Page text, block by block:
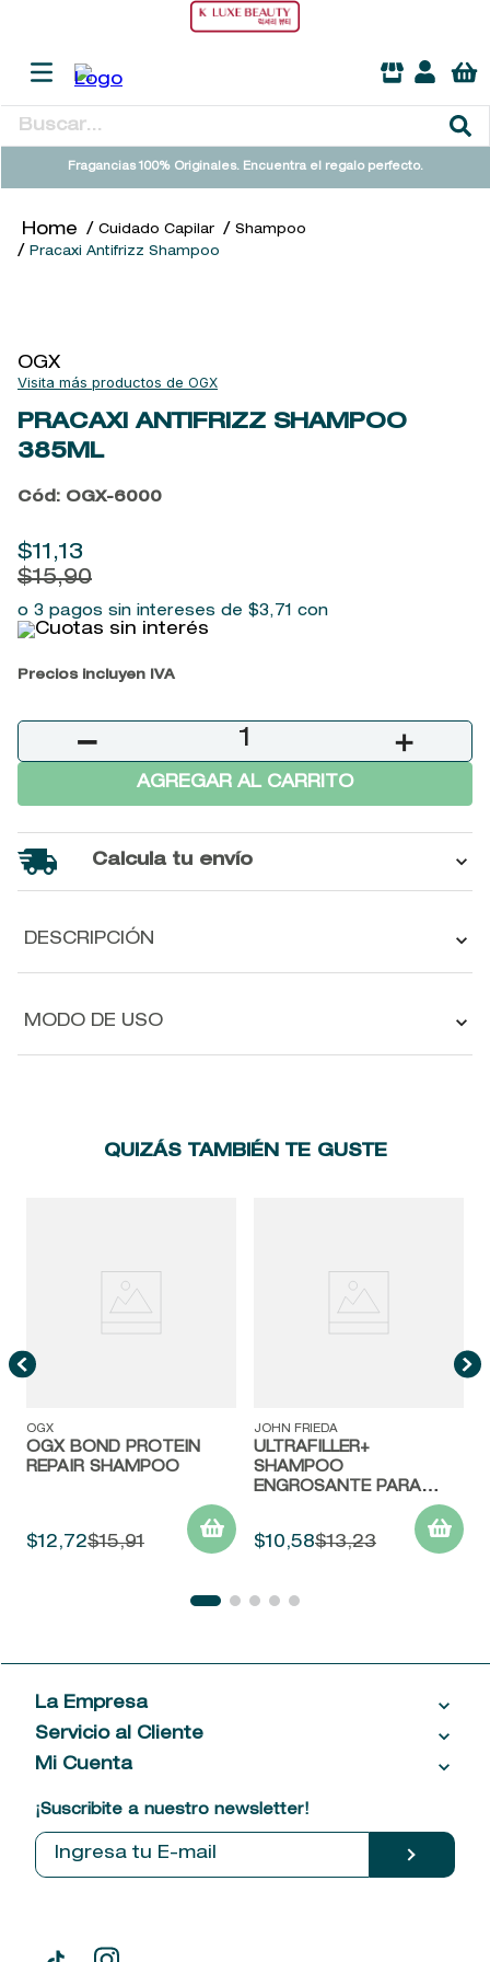
Buscar...
Fragancias 100% Originales. Encuentra el regalo perfecto.
Cuidado Capilar
Shampoo
Pracaxi Antifrizz Shampoo
OGX
OGX
PRACAXI ANTIFRIZZ SHAMPOO
385ML
Cód : OGX-6000
$11 ,13
$15,90
o 3 pagos sin intereses de $3, 71 con
Precios incluyen IVA
＋
－
AGREGAR AL CARRITO
Calcula tu envío
DESCRIPCIÓN
MODO DE USO
QUIZÁS TAMBIÉN TE GUSTE
OGX
OGX BOND PROTEIN
REPAIR SHAMPOO
$12, 72$15,91
JOHN FRIEDA
ULTRAFILLER+
SHAMPOO
ENGROSANTE PARA
$10,58$13,23
La Empresa
Acerca de las Fragancias
Ventas al por mayor
Política de entrega
Tiendas
Servicio al Cliente
Contáctanos
Comprobantes electrónicos
Mi Cuenta
¡Suscribite a nuestro newsletter!
TÉRMINOS MÁS BUSCADOS
2 .
sol ipanema
5.
ysl
6.
woods of windsor
7
kool beauty serum
10. john frieda